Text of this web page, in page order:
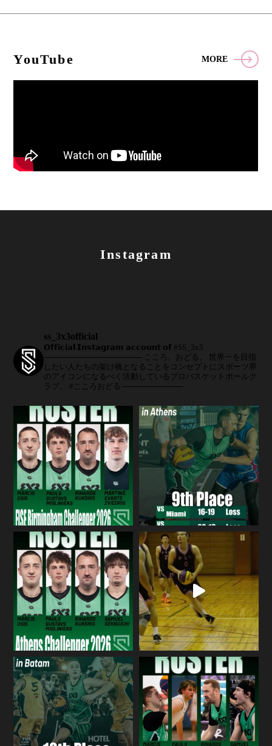
YouTube MORE
Instagram
ss_3x3official
𝗢𝗳𝗳𝗶𝗰𝗶𝗮𝗹 𝗜𝗻𝘀𝘁𝗮𝗴𝗿𝗮𝗺 𝗮𝗰𝗰𝗼𝘂𝗻𝘁 𝗼𝗳 #SS_3x3
────────────────── こころ、おどる。
世界一を目指
したい人たちの架け橋となることをコンセプトにスポーツ界
のアイコンになるべく活動しているプロバスケットボールク
ラブ。
#こころおどる ───────────